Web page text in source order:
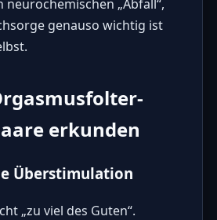
neurochemischen „Abfall“,
genauso wichtig ist
erkunden
Überstimulation
„zu viel des Guten“.